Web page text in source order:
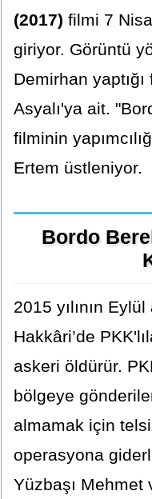
(2017) filmi 7
giriyor. Görüntü
Demirhan
Asyalı'ya ait.
filminin
Ertem üstleniyor.
Bordo
2015 yılının Eylül
Hakkâri’de
askeri öldürür.
bölgeye
almamak için
operasyona
Yüzbaşı Mehmet